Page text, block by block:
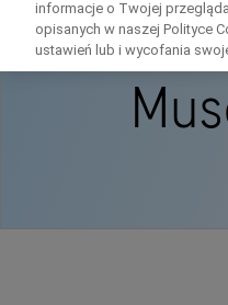
informacje o Twojej
opisanych w naszej Polityce
ustawień lub i wycofania